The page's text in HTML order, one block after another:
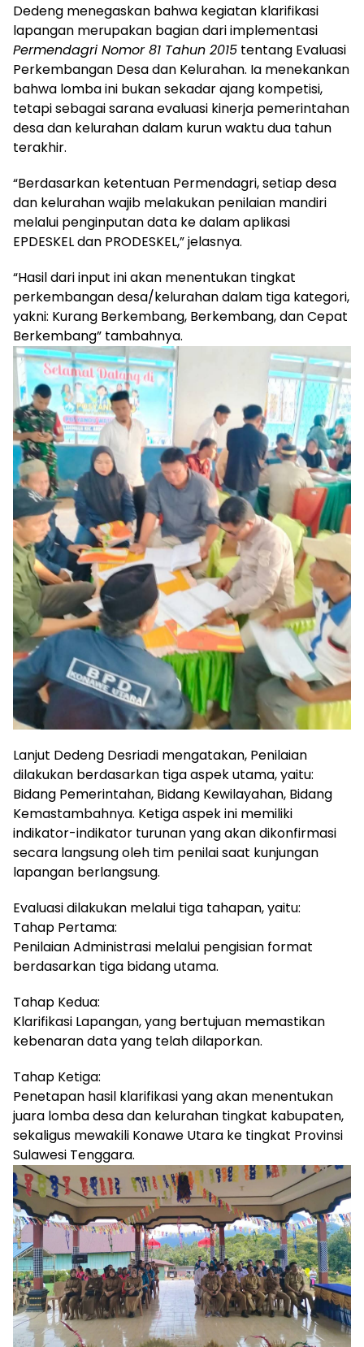
Dedeng menegaskan bahwa kegiatan klarifikasi
lapangan merupakan bagian dari implementasi
Permendagri Nomor 81 Tahun 2015 tentang Evaluasi
Perkembangan Desa dan Kelurahan. Ia menekankan
bahwa lomba ini bukan sekadar ajang kompetisi,
tetapi sebagai sarana evaluasi kinerja pemerintahan
desa dan kelurahan dalam kurun waktu dua tahun
terakhir.
“Berdasarkan ketentuan Permendagri, setiap desa
dan kelurahan wajib melakukan penilaian mandiri
melalui penginputan data ke dalam aplikasi
EPDESKEL dan PRODESKEL,” jelasnya.
“Hasil dari input ini akan menentukan tingkat
perkembangan desa/kelurahan dalam tiga kategori,
yakni: Kurang Berkembang, Berkembang, dan Cepat
Berkembang” tambahnya.
Lanjut Dedeng Desriadi mengatakan, Penilaian
dilakukan berdasarkan tiga aspek utama, yaitu:
Bidang Pemerintahan, Bidang Kewilayahan, Bidang
Kemastambahnya. Ketiga aspek ini memiliki
indikator-indikator turunan yang akan dikonfirmasi
secara langsung oleh tim penilai saat kunjungan
lapangan berlangsung.
Evaluasi dilakukan melalui tiga tahapan, yaitu:
Tahap Pertama:
Penilaian Administrasi melalui pengisian format
berdasarkan tiga bidang utama.
Tahap Kedua:
Klarifikasi Lapangan, yang bertujuan memastikan
kebenaran data yang telah dilaporkan.
Tahap Ketiga:
Penetapan hasil klarifikasi yang akan menentukan
juara lomba desa dan kelurahan tingkat kabupaten,
sekaligus mewakili Konawe Utara ke tingkat Provinsi
Sulawesi Tenggara.